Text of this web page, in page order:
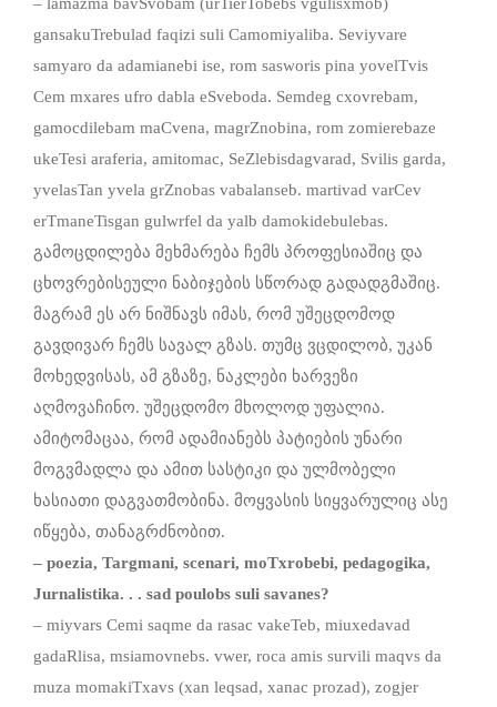
gansakuTrebulad faqizi suli Camomiyaliba. Seviyvare
samyaro da adamianebi ise, rom sasworis pina yovelTvis
Cem mxares ufro dabla eSveboda. Semdeg cxovrebam,
gamocdilebam maCvena, magrZnobina, rom zomierebaze
ukeTesi araferia, amitomac, SeZlebisdagvarad, Svilis garda,
yvelasTan yvela grZnobas vabalanseb. martivad varCev
erTmaneTisgan gulwrfel da yalb damokidebulebas.
გამოცდილება მეხმარება ჩემს პროფესიაშიც და
ცხოვრებისეული ნაბიჯების სწორად გადადგმაშიც.
მაგრამ ეს არ ნიშნავს იმას, რომ უშეცდომოდ
გავდივარ ჩემს სავალ გზას. თუმც ვცდილობ, უკან
მოხედვისას, ამ გზაზე, ნაკლები ხარვეზი
აღმოვაჩინო. უშეცდომო მხოლოდ უფალია.
ამიტომაცაა, რომ ადამიანებს პატიების უნარი
მოგვმადლა და ამით სასტიკი და ულმობელი
ხასიათი დაგვათმობინა. მოყვასის სიყვარულიც ასე
იწყება, თანაგრძნობით.
– poezia, Targmani, scenari, moTxrobebi, pedagogika,
Jurnalistika. . . sad poulobs suli savanes?
– miyvars Cemi saqme da rasac vakeTeb, miuxedavad
gadaRlisa, msiamovnebs. vwer, roca amis survili maqvs da
muza momakiTxavs (xan leqsad, xanac prozad), zogjer